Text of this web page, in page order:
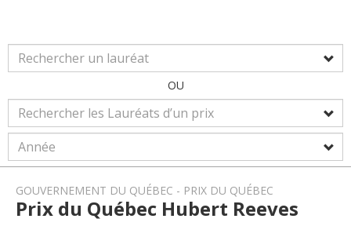
OU
GOUVERNEMENT DU QUÉBEC PRIX DU QUÉBEC
Prix du Québec Hubert Reeves